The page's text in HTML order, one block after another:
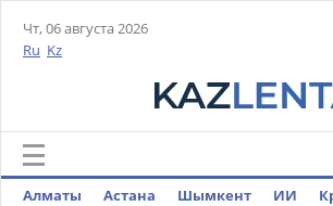
Чт, 06 августа 2026
Ru Kz
Алматы Астана Шымкент ИИ